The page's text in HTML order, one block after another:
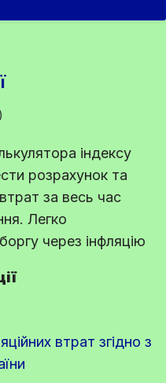
індексу
розрахунок та
за весь час
Легко
через інфляцію
втрат згідно з